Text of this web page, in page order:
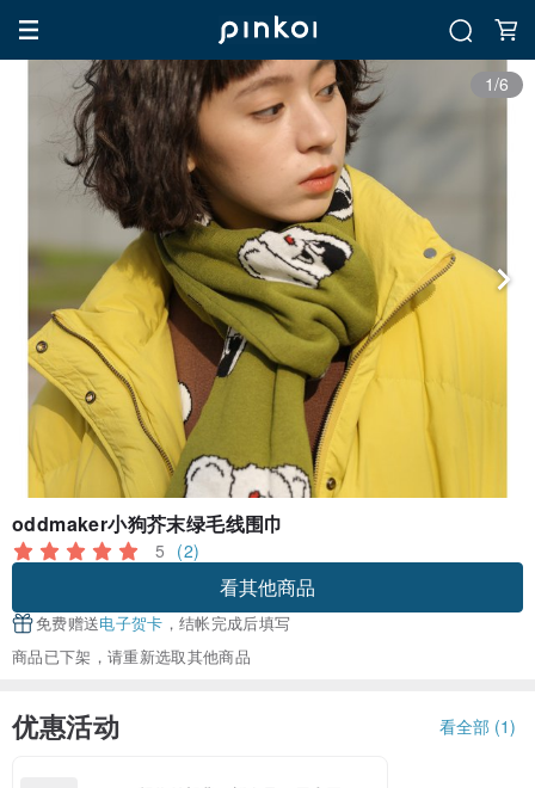
1/6
oddmaker小狗芥末绿毛线围巾
5 (2)
看其他商品
免费赠送电子贺卡 ，结帐完成后填写
商品已下架，请重新选取其他商品
优惠活动 看全部 (1)